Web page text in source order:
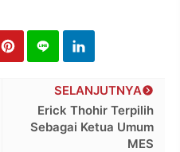
SELANJUTNYA
Erick Thohir Terpilih
Sebagai Ketua Umum
MES